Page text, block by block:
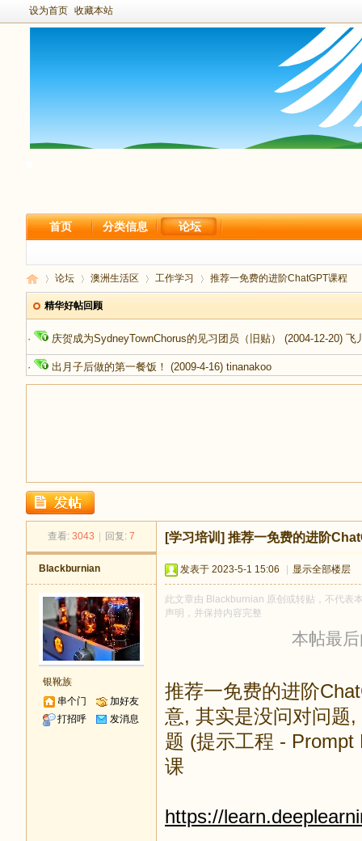
设为首页 收藏本站
首页 分类信息 论坛
足
论坛 澳洲生活区 工作学习 推荐一免费的进阶ChatGPT课程
精华好帖回顾
· 庆贺成为SydneyTownChorus的见习团员（旧贴） (2004-12-20) 飞
· 出月子后做的第一餐饭！ (2009-4-16) tinanakoo
查看: 3043 回复: 7 [学习培训] 推荐一免费的进阶
Blackburnian
银靴族
串个门
加好友
打招呼
发消息
发表于 2023-5-1 15:06 显示全部楼层
此文章由 Blackburnian 原创或转贴，不代表
声明，并保持内容完整
本帖最
推荐一免费的进阶
意, 其实是没问对问题
题 (提示工程 - Prompt
课
https://